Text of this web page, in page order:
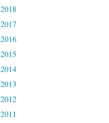
2018
2017
2016
2015
2014
2013
2012
2011